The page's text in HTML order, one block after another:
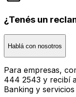
¿Tenés un
Hablá con nosotros
Para empresas,
444 2543 y recibí
Banking y